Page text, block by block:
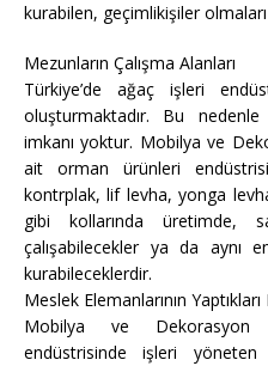
kurabilen, geçimlikişiler
Mezunların Çalışma Alanları
Türkiye’de ağaç işleri
oluşturmaktadır. Bu nedenle
imkanı yoktur. Mobilya ve
ait orman ürünleri
kontrplak, lif levha, yonga
gibi kollarında üretimde,
çalışabilecekler ya da aynı
kurabileceklerdir.
Meslek Elemanlarının
Mobilya ve Dekorasyon
endüstrisinde işleri